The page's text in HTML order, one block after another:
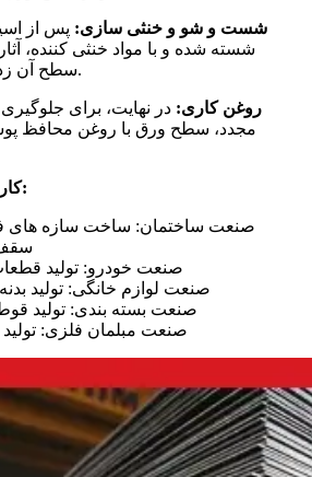
شست و شو و خنثی سازی: پس از
شسته شده و با مواد خنثی کننده،
سطح آن زدوده می شود.
روغن کاری:در نهایت، برای
مجدد، سطح ورق با روغن محافظ
کاربرد ورق اسیدشویی:
صنعت ساختمان: ساخت سازه های
سقف
صنعت خودرو: تولید
صنعت لوازم خانگی: تولید
صنعت بسته بندی: تولید
صنعت مبلمان فلزی: